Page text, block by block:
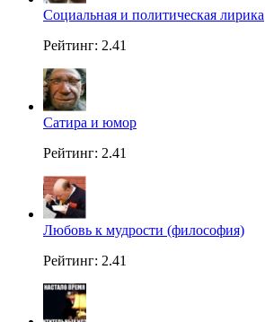
Социальная и политическая лирика
Рейтинг: 2.41
Сатира и юмор
Рейтинг: 2.41
Любовь к мудрости (философия)
Рейтинг: 2.41